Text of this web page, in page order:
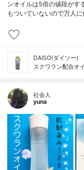
ンオイルは5倍の値段がす
もついていないので万人
DAISO(ダイソー)
スクワラン配合オ
社会人
yuna